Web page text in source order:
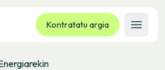
Kontratatu argia
Ireki